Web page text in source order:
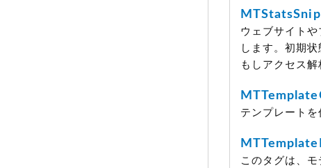
ウェブサイト
します。初期
もしアクセス
テンプレート
このタグは、